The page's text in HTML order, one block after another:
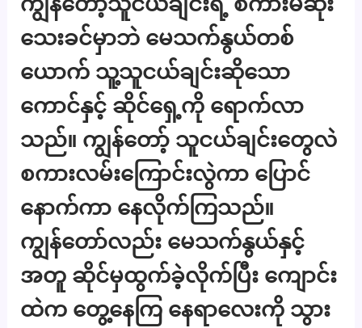
သေးခင်မှာဘဲ မေသက်နွယ်တစ်
ယောက် သူ့သူငယ်ချင်းဆိုသော
ကောင်နှင့် ဆိုင်ရှေ့ကို ရောက်လာ
သည်။ ကျွန်တော့် သူငယ်ချင်းတွေလဲ
စကားလမ်းကြောင်းလွဲကာ ပြောင်
နောက်ကာ နေလိုက်ကြသည်။
ကျွန်တော်လည်း မေသက်နွယ်နှင့်
အတူ ဆိုင်မှထွက်ခဲ့လိုက်ပြီး ကျောင်း
ထဲက တွေ့နေကြ နေရာလေးကို သွား